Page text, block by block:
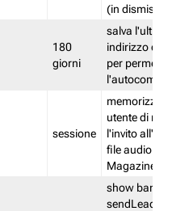
(in
180
giorni
salva l'ultimo
indirizzo di
per
sessione
memorizza
utente di
l'invito
file audio del
Magazine
show banner
sendLead